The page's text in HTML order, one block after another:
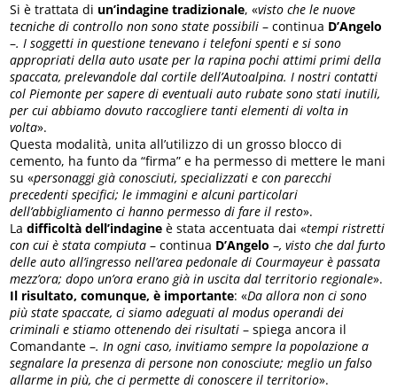
Si è trattata di un’indagine tradizionale, «visto che le nuove
tecniche di controllo non sono state possibili – continua D’Angelo
–. I soggetti in questione tenevano i telefoni spenti e si sono
appropriati della auto usate per la rapina pochi attimi primi della
spaccata, prelevandole dal cortile dell’Autoalpina. I nostri contatti
col Piemonte per sapere di eventuali auto rubate sono stati inutili,
per cui abbiamo dovuto raccogliere tanti elementi di volta in
volta».
Questa modalità, unita all’utilizzo di un grosso blocco di
cemento, ha funto da “firma” e ha permesso di mettere le mani
su «personaggi già conosciuti, specializzati e con parecchi
precedenti specifici; le immagini e alcuni particolari
dell’abbigliamento ci hanno permesso di fare il resto».
Ladifficoltà dell’indagine è stata accentuata dai «tempi ristretti
con cui è stata compiuta – continua D’Angelo –, visto che dal furto
delle auto all’ingresso nell’area pedonale di Courmayeur è passata
mezz’ora; dopo un’ora erano già in uscita dal territorio regionale».
Il risultato, comunque, è importante: «Da allora non ci sono
più state spaccate, ci siamo adeguati al modus operandi dei
criminali e stiamo ottenendo dei risultati – spiega ancora il
Comandante –. In ogni caso, invitiamo sempre la popolazione a
segnalare la presenza di persone non conosciute; meglio un falso
allarme in più, che ci permette di conoscere il territorio».